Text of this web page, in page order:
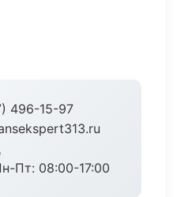
496-15-97
Пт: 08:00-17:00